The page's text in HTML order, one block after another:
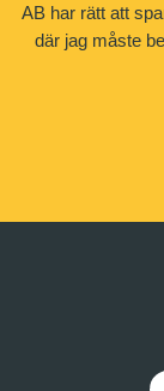
AB har rätt att
där jag måste